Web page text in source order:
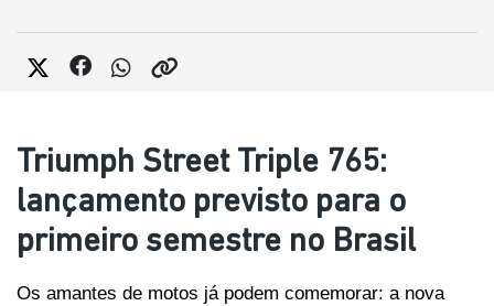
Triumph Street Triple 765:
lançamento previsto para o
primeiro semestre no Brasil
Os amantes de motos já podem comemorar: a nova